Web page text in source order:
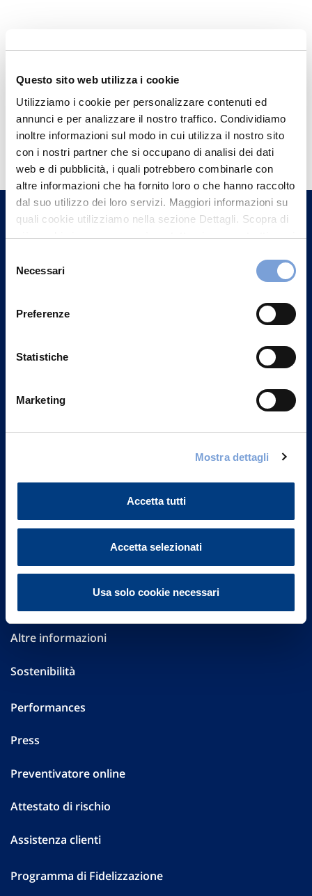
Questo sito web utilizza i cookie
Utilizziamo i cookie per personalizzare contenuti ed
annunci e per analizzare il nostro traffico. Condividiamo
inoltre informazioni sul modo in cui utilizza il nostro sito
con i nostri partner che si occupano di analisi dei dati
web e di pubblicità, i quali potrebbero combinarle con
altre informazioni che ha fornito loro o che hanno raccolto
dal suo utilizzo dei loro servizi. Maggiori informazioni su
quali cookie utilizziamo nella sezione Dettagli. Scopra di
più su chi siamo, come può contattarci e come trattiamo i
può trovare nel footer del sito nella sezione "Informativa
delNecessari
Preferenze
Statistiche
Marketing
Mostra dettagli
Accetta tutti
Accetta selezionati
Usa solo cookie necessari
Hai bisogno di
informazioni?
Trova l'Agenzia più vicina a te e parla con
un nostro Agente.
Contattaci
20149 Milano
Governance
Altre informazioni
Sostenibilità
Performances
Press
Preventivatore online
Attestato di rischio
Assistenza clienti
Programma di Fidelizzazione